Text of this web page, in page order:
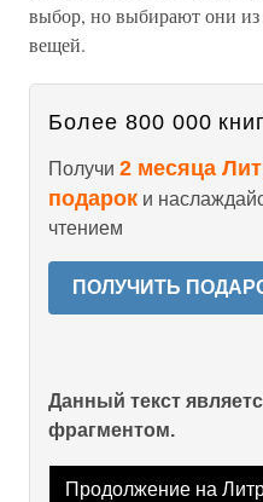
выбор, но выбирают они
вещей.
Более 800 000
Получи 2 месяца
подарок и
чтением
ПОЛУЧИТЬ
Данный текст
фрагментом.
Продолжение на